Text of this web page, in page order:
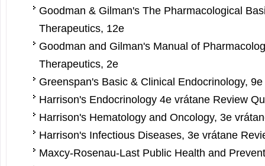
Goodman & Gilman's The Pharmacological
Therapeutics, 12e
Goodman and Gilman's Manual of
Therapeutics, 2e
Greenspan's Basic & Clinical Endocrinology, 9e
Harrison's En­docrinology 4e vrátane Review
Harrison's He­matology and Oncology, 3e
Harrison's In­fectious Diseases, 3e vrátane
Maxcy-Rosenau-Last Public Health and